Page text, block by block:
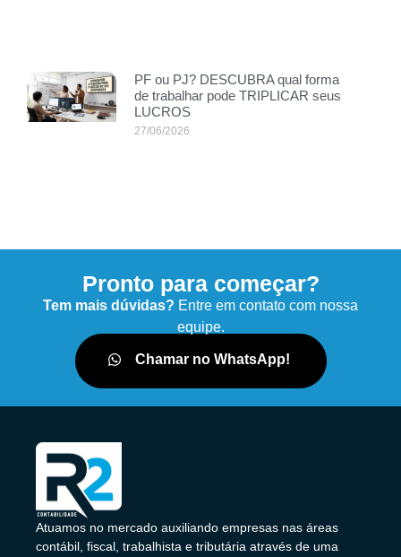
PF ou PJ? DESCUBRA qual forma
de trabalhar pode TRIPLICAR seus
LUCROS
27/06/2026
Pronto para começar?
Tem mais dúvidas? Entre em contato com nossa
equipe.
Chamar no WhatsApp!
Atuamos no mercado auxiliando empresas nas áreas
contábil, fiscal, trabalhista e tributária através de uma